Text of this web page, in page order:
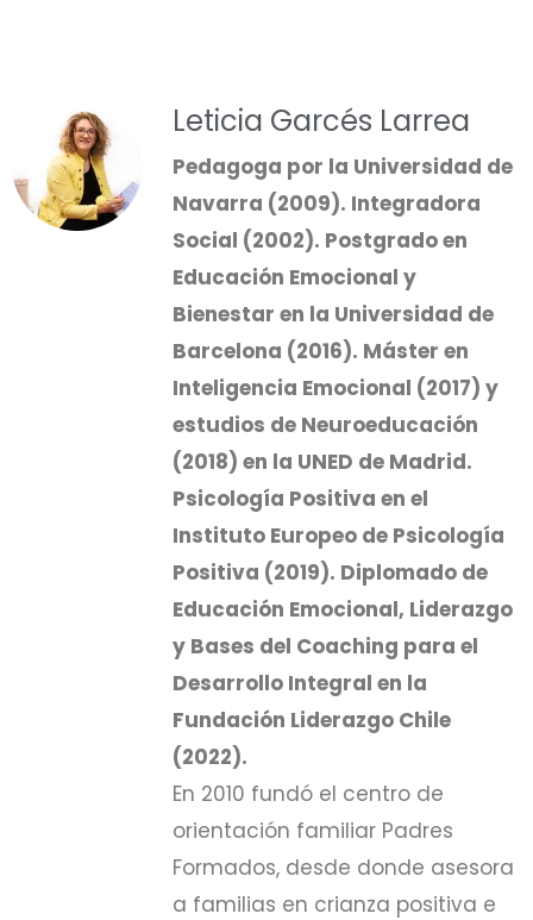
Leticia Garcés Larrea
Pedagoga por la Universidad de
Navarra (2009). Integradora
Social (2002). Postgrado en
Educación Emocional y
Bienestar en la Universidad de
Barcelona (2016). Máster en
Inteligencia Emocional (2017) y
estudios de Neuroeducación
(2018) en la UNED de Madrid.
Psicología Positiva en el
Instituto Europeo de Psicología
Positiva (2019). Diplomado de
Educación Emocional, Liderazgo
y Bases del Coaching para el
Desarrollo Integral en la
Fundación Liderazgo Chile
(2022).
En 2010 fundó el centro de
orientación familiar Padres
Formados, desde donde asesora
a familias en crianza positiva e